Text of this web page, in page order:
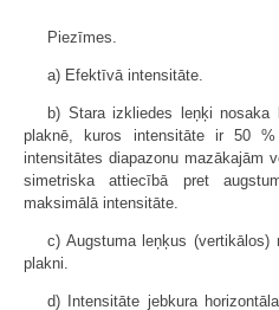
Piezīmes.
a) Efektīvā intensitāte.
b) Stara izkliedes leņķi
plaknē, kuros intensitāte ir 50
intensitātes diapazonu mazākajām
simetriska attiecībā pret
maksimālā intensitāte.
c) Augstuma leņķus (vertikālos)
plakni.
d) Intensitāte jebkura